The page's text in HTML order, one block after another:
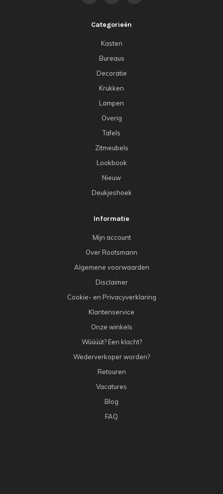
Categorieën
Kasten
Bureaus
Decoratie
Krukken
Lampen
Overig
Tafels
Zitmeubels
Lookbook
Nieuw
Deukjeshoek
Informatie
Mijn account
Over Rootsmann
Algemene voorwaarden
Disclaimer
Cookie- en Privacyverklaring
Klantenservice
Onze winkels
Wúúúút? Een klacht?
Wederverkoper worden?
Retouren
Vacatures
Blog
FAQ